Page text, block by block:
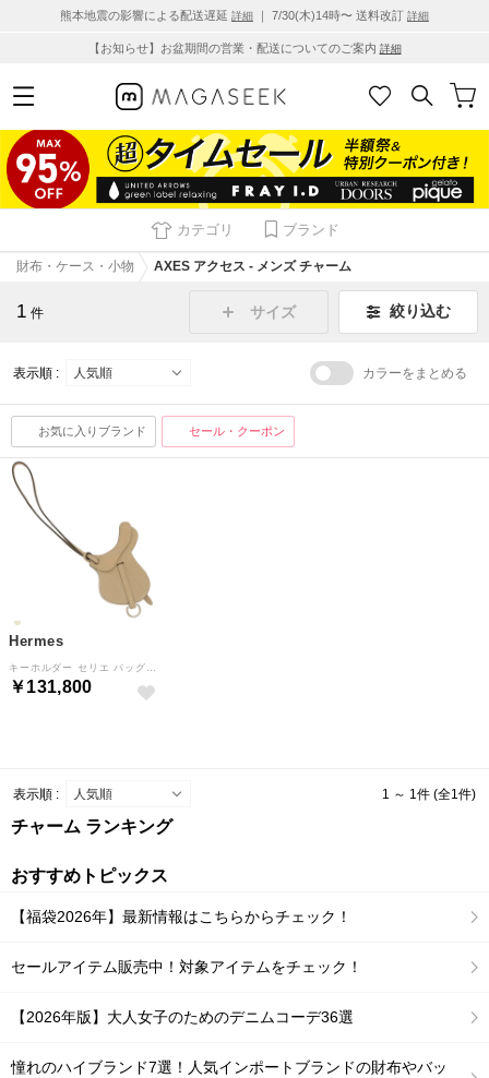
熊本地震の影響による配送遅延 詳細 ｜ 7/30(木)14時〜 送料改訂 詳細
【お知らせ】お盆期間の営業・配送についてのご案内 詳細
カテゴリ ブランド
財布・ケース・小物 AXES アクセス - メンズ チャーム
1 件 サイズ 絞り込む
表示順 : カラーをまとめる
お気に入りブランド セール・クーポン
Hermes
￥131,800
表示順 : 1 ～ 1件 (全1件)
チャーム ランキング
おすすめトピックス
【福袋2026年】最新情報はこちらからチェック！
セールアイテム販売中！対象アイテムをチェック！
【2026年版】大人女子のためのデニムコーデ36選
憧れのハイブランド7選！人気インポートブランドの財布やバッ